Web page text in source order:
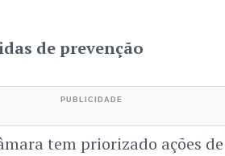
de prevenção
tem priorizado ações